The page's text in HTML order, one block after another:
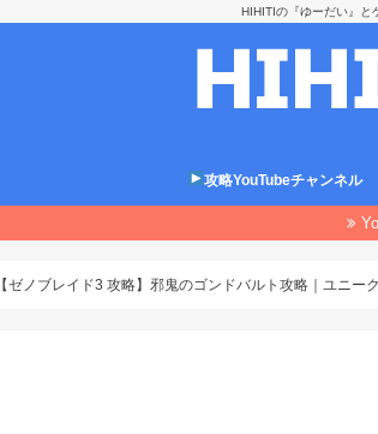
HIHITIの『ゆーだい』と
攻略YouTubeチャンネル
【ゼノブレイド3 攻略】邪鬼のゴンドバルト攻略｜ユニー